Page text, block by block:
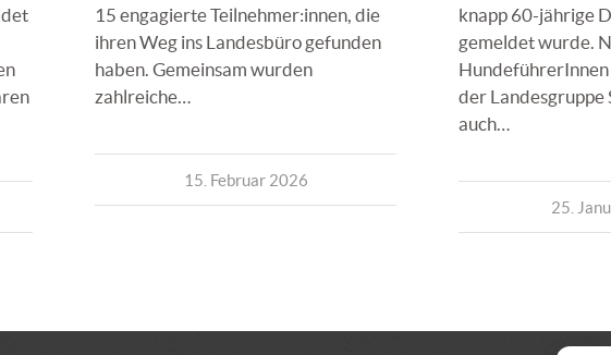
15 engagierte Teilnehmer:innen, die
ihren Weg ins Landesbüro gefunden
haben. Gemeinsam wurden
zahlreiche…
15. Februar 2026
knapp 60-jährige
gemeldet wurde.
der
auch…
25.